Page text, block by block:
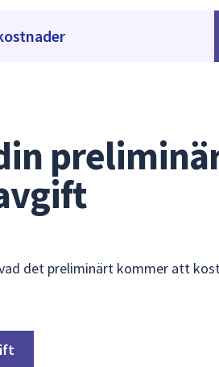
det preliminärt kommer att